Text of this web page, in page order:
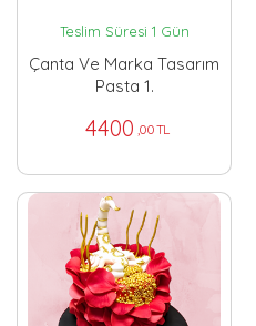
Teslim Süresi 1 Gün
Çanta Ve Marka Tasarım
Pasta 1.
4400 ,00 TL